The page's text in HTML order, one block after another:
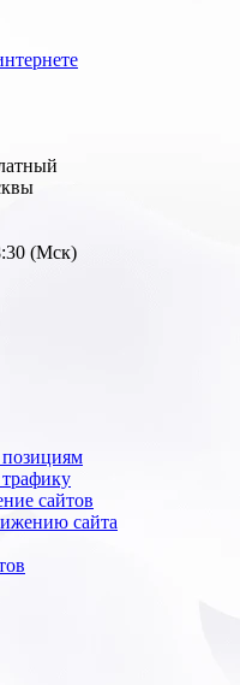
(Мск)
сайтов
сайта